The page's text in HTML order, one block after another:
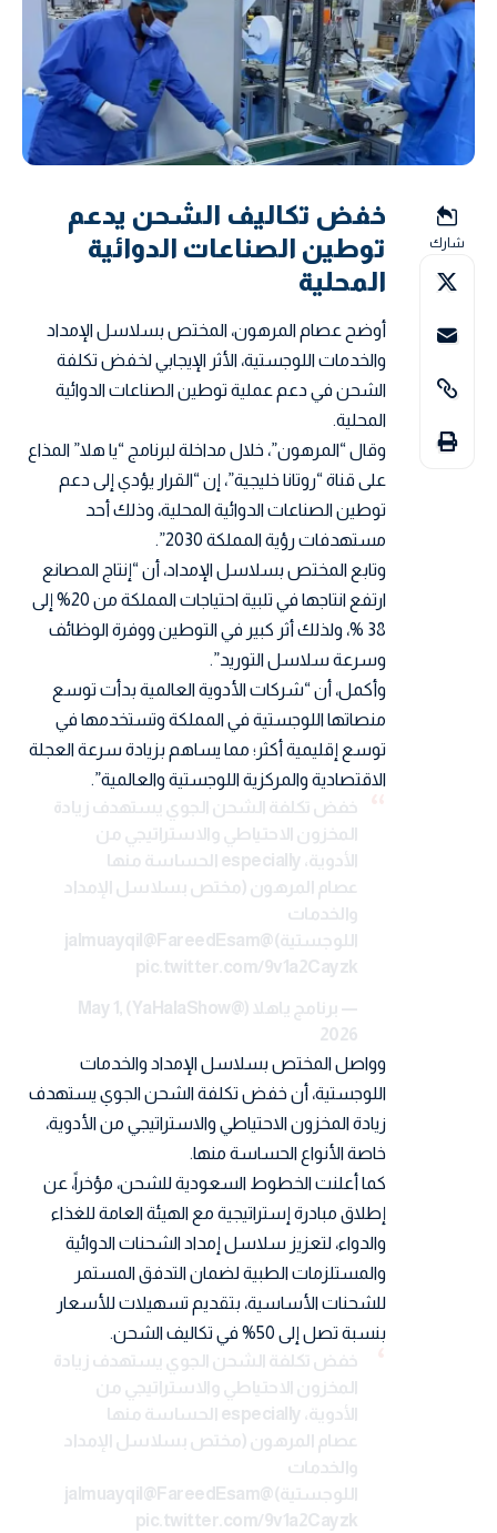
شارك
خفض تكاليف الشحن يدعم
توطين الصناعات الدوائية
المحلية
أوضح عصام المرهون، المختص بسلاسل الإمداد
والخدمات اللوجستية، الأثر الإيجابي لخفض تكلفة
الشحن في دعم عملية توطين الصناعات الدوائية
المحلية.
وقال “المرهون”، خلال مداخلة لبرنامج “يا هلا” المذاع
على قناة “روتانا خليجية”، إن “القرار يؤدي إلى دعم
توطين الصناعات الدوائية المحلية، وذلك أحد
مستهدفات رؤية المملكة 2030”.
وتابع المختص بسلاسل الإمداد، أن “إنتاج المصانع
ارتفع انتاجها في تلبية احتياجات المملكة من 20% إلى
38 %، ولذلك أثر كبير في التوطين ووفرة الوظائف
وسرعة سلاسل التوريد”.
وأكمل، أن “شركات الأدوية العالمية بدأت توسع
منصاتها اللوجستية في المملكة وتستخدمها في
توسع إقليمية أكثر؛ مما يساهم بزيادة سرعة العجلة
الاقتصادية والمركزية اللوجستية والعالمية”.
خفض تكلفة الشحن الجوي يستهدف زيادة
المخزون الاحتياطي والاستراتيجي من
الأدوية، especially الحساسة منها
عصام المرهون (مختص بسلاسل الإمداد
والخدمات
اللوجستية)@jalmuayqil
@FareedEsam
pic.twitter.com/9v1a2Cayzk
— برنامج ياهلا (@YaHalaShow)
May 1,
2026
وواصل المختص بسلاسل الإمداد والخدمات
اللوجستية، أن خفض تكلفة الشحن الجوي يستهدف
زيادة المخزون الاحتياطي والاستراتيجي من الأدوية،
خاصة الأنواع الحساسة منها.
كما أعلنت الخطوط السعودية للشحن، مؤخراً، عن
إطلاق مبادرة إستراتيجية مع الهيئة العامة للغذاء
والدواء، لتعزيز سلاسل إمداد الشحنات الدوائية
والمستلزمات الطبية لضمان التدفق المستمر
للشحنات الأساسية، بتقديم تسهيلات للأسعار
بنسبة تصل إلى 50% في تكاليف الشحن.
خفض تكلفة الشحن الجوي يستهدف زيادة
المخزون الاحتياطي والاستراتيجي من
الأدوية، especially الحساسة منها
عصام المرهون (مختص بسلاسل الإمداد
والخدمات
اللوجستية)@jalmuayqil
@FareedEsam
pic.twitter.com/9v1a2Cayzk